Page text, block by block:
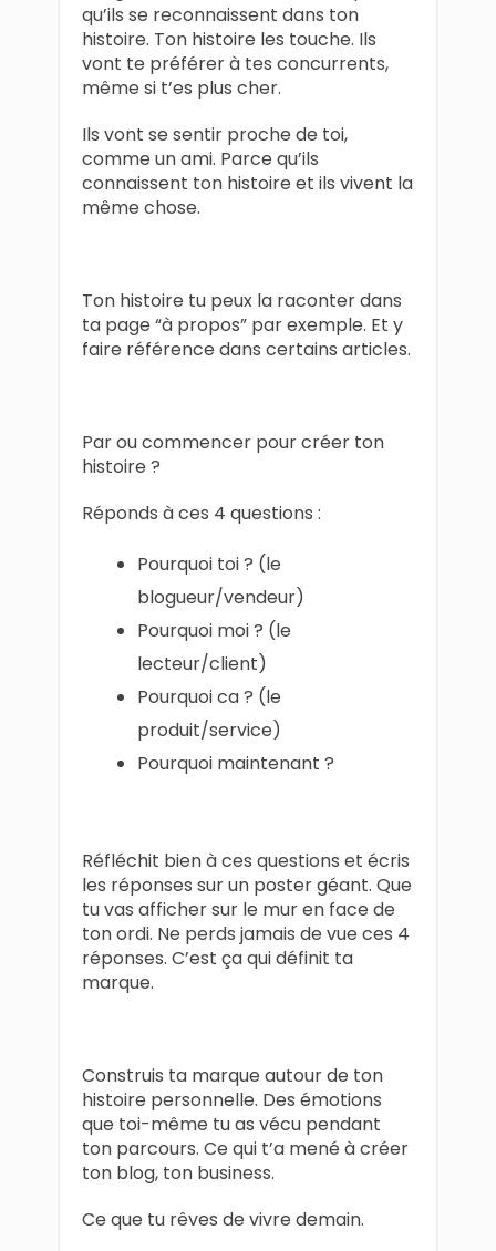
qu’ils se reconnaissent dans ton
histoire. Ton histoire les touche. Ils
vont te préférer à tes concurrents,
même si t’es plus cher.
Ils vont se sentir proche de toi,
comme un ami. Parce qu’ils
connaissent ton histoire et ils vivent la
même chose.
Ton histoire tu peux la raconter dans
ta page “à propos” par exemple. Et y
faire référence dans certains articles.
Par ou commencer pour créer ton
histoire ?
Réponds à ces 4 questions :
Pourquoi toi ? (le
blogueur/vendeur)
Pourquoi moi ? (le
lecteur/client)
Pourquoi ca ? (le
produit/service)
Pourquoi maintenant ?
Réfléchit bien à ces questions et écris
les réponses sur un poster géant. Que
tu vas afficher sur le mur en face de
ton ordi. Ne perds jamais de vue ces 4
réponses. C’est ça qui définit ta
marque.
Construis ta marque autour de ton
histoire personnelle. Des émotions
que toi-même tu as vécu pendant
ton parcours. Ce qui t’a mené à créer
ton blog, ton business.
Ce que tu rêves de vivre demain.